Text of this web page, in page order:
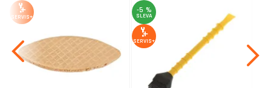
SERVIS+
-5 %
SLEVA
SERVIS+